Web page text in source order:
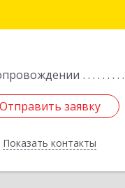
Отправить заявку
Показать контакты
Отправить заявку
Назад